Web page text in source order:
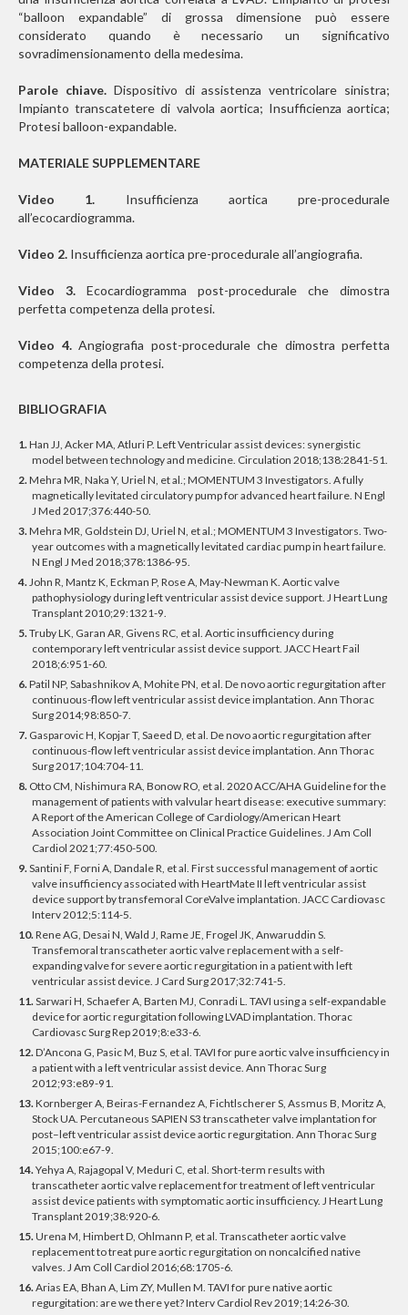
“balloon expandable” di grossa dimensione può essere
considerato quando è necessario un significativo
sovradimensionamento della medesima.
Parole chiave. Dispositivo di assistenza ventricolare sinistra;
Impianto transcatetere di valvola aortica; Insufficienza aortica;
Protesi balloon-expandable.
MATERIALE SUPPLEMENTARE
Video 1. Insufficienza aortica pre-procedurale
all’ecocardiogramma.
Video 2. Insufficienza aortica pre-procedurale all’angiografia.
Video 3. Ecocardiogramma post-procedurale che dimostra
perfetta competenza della protesi.
Video 4. Angiografia post-procedurale che dimostra perfetta
competenza della protesi.
BIBLIOGRAFIA
1. Han JJ, Acker MA, Atluri P. Left Ventricular assist devices: synergistic
model between technology and medicine. Circulation 2018;138:2841-51.
2. Mehra MR, Naka Y, Uriel N, et al.; MOMENTUM 3 Investigators. A fully
magnetically levitated circulatory pump for advanced heart failure. N Engl
J Med 2017;376:440-50.
3. Mehra MR, Goldstein DJ, Uriel N, et al.; MOMENTUM 3 Investigators. Two-
year outcomes with a magnetically levitated cardiac pump in heart failure.
N Engl J Med 2018;378:1386-95.
4. John R, Mantz K, Eckman P, Rose A, May-Newman K. Aortic valve
pathophysiology during left ventricular assist device support. J Heart Lung
Transplant 2010;29:1321-9.
5. Truby LK, Garan AR, Givens RC, et al. Aortic insufficiency during
contemporary left ventricular assist device support. JACC Heart Fail
2018;6:951-60.
6. Patil NP, Sabashnikov A, Mohite PN, et al. De novo aortic regurgitation after
continuous-flow left ventricular assist device implantation. Ann Thorac
Surg 2014;98:850-7.
7. Gasparovic H, Kopjar T, Saeed D, et al. De novo aortic regurgitation after
continuous-flow left ventricular assist device implantation. Ann Thorac
Surg 2017;104:704-11.
8. Otto CM, Nishimura RA, Bonow RO, et al. 2020 ACC/AHA Guideline for the
management of patients with valvular heart disease: executive summary:
A Report of the American College of Cardiology/American Heart
Association Joint Committee on Clinical Practice Guidelines. J Am Coll
Cardiol 2021;77:450-500.
9. Santini F, Forni A, Dandale R, et al. First successful management of aortic
valve insufficiency associated with HeartMate II left ventricular assist
device support by transfemoral CoreValve implantation. JACC Cardiovasc
Interv 2012;5:114-5.
10. Rene AG, Desai N, Wald J, Rame JE, Frogel JK, Anwaruddin S.
Transfemoral transcatheter aortic valve replacement with a self-
expanding valve for severe aortic regurgitation in a patient with left
ventricular assist device. J Card Surg 2017;32:741-5.
11. Sarwari H, Schaefer A, Barten MJ, Conradi L. TAVI using a self-expandable
device for aortic regurgitation following LVAD implantation. Thorac
Cardiovasc Surg Rep 2019;8:e33-6.
12. D’Ancona G, Pasic M, Buz S, et al. TAVI for pure aortic valve insufficiency in
a patient with a left ventricular assist device. Ann Thorac Surg
2012;93:e89-91.
13. Kornberger A, Beiras-Fernandez A, Fichtlscherer S, Assmus B, Moritz A,
Stock UA. Percutaneous SAPIEN S3 transcatheter valve implantation for
post–left ventricular assist device aortic regurgitation. Ann Thorac Surg
2015;100:e67-9.
14. Yehya A, Rajagopal V, Meduri C, et al. Short-term results with
transcatheter aortic valve replacement for treatment of left ventricular
assist device patients with symptomatic aortic insufficiency. J Heart Lung
Transplant 2019;38:920-6.
15. Urena M, Himbert D, Ohlmann P, et al. Transcatheter aortic valve
replacement to treat pure aortic regurgitation on noncalcified native
valves. J Am Coll Cardiol 2016;68:1705-6.
16. Arias EA, Bhan A, Lim ZY, Mullen M. TAVI for pure native aortic
regurgitation: are we there yet? Interv Cardiol Rev 2019;14:26-30.